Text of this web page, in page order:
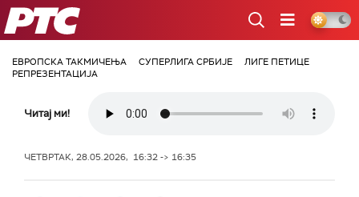
РТС
ЕВРОПСКА ТАКМИЧЕЊА СУПЕРЛИГА СРБИЈЕ
ЛИГЕ ПЕТИЦЕ
РЕПРЕЗЕНТАЦИЈА
Читај ми!
ЧЕТВРТАК, 28.05.2026, 16:32 -> 16:35